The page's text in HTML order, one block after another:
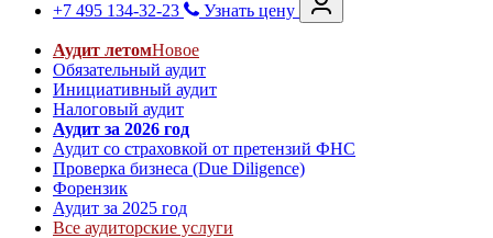
+7 495 134-32-23
Узнать цену
Аудит летомНовое
Обязательный аудит
Инициативный аудит
Налоговый аудит
Аудит за 2026 год
Аудит со страховкой от претензий ФНС
Проверка бизнеса (Due Diligence)
Форензик
Аудит за 2025 год
Все аудиторские услуги